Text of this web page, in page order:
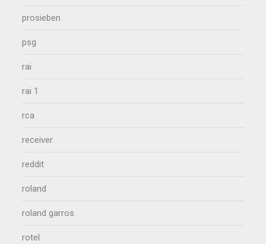
prosieben
psg
rai
rai 1
rca
receiver
reddit
roland
roland garros
rotel